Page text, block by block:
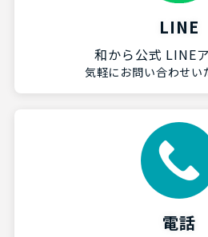
LINE
和から公式 LINE
気軽にお問い合わせい
電話